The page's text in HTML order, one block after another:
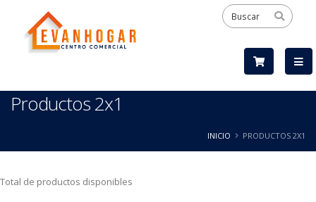
Productos 2x1
INICIO PRODUCTOS 2X1
Total de productos disponibles